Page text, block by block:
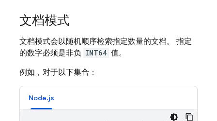
文档模式
文档模式会以随机顺序检索指定数量的文档。 指定
的数字必须是非负 INT64 值。
例如，对于以下集合：
Node.js